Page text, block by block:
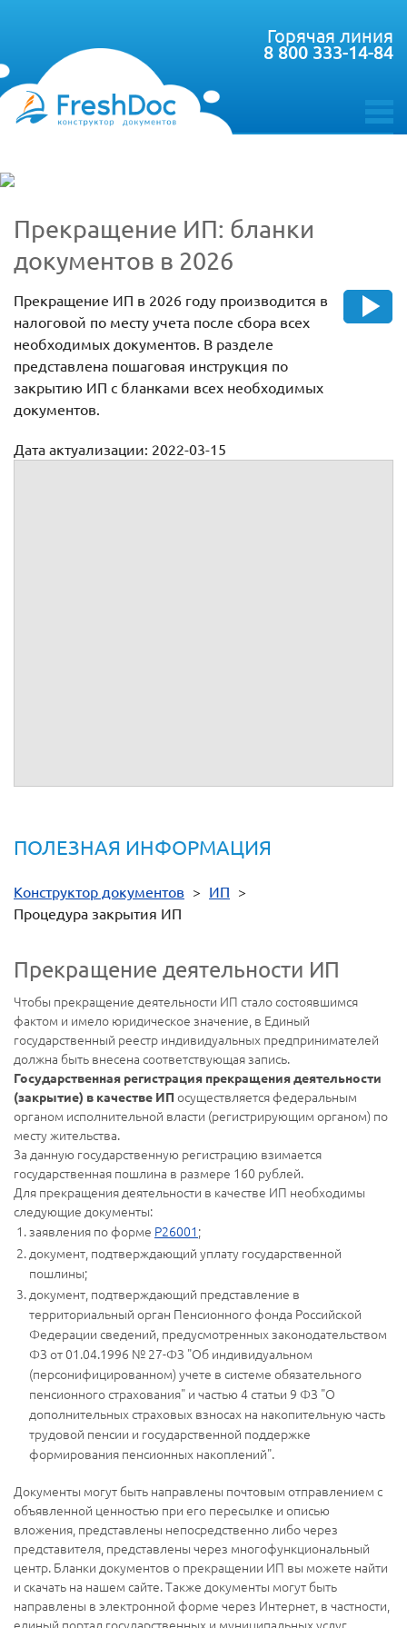
toggle
Горячая линия
8 800 333-14-84
Прекращение ИП: бланки
документов в 2026
Прекращение ИП в 2026 году производится в
налоговой по месту учета после сбора всех
необходимых документов. В разделе
представлена пошаговая инструкция по
закрытию ИП с бланками всех необходимых
документов.
Дата актуализации: 2022-03-15
ПОЛЕЗНАЯ ИНФОРМАЦИЯ
Конструктор документов > ИП >
Процедура закрытия ИП
Прекращение деятельности ИП
Чтобы прекращение деятельности ИП стало состоявшимся
фактом и имело юридическое значение, в Единый
государственный реестр индивидуальных предпринимателей
должна быть внесена соответствующая запись.
Государственная регистрация прекращения деятельности
(закрытие) в качестве ИП осуществляется федеральным
органом исполнительной власти (регистрирующим органом) по
месту жительства.
За данную государственную регистрацию взимается
государственная пошлина в размере 160 рублей.
Для прекращения деятельности в качестве ИП необходимы
следующие документы:
заявления по форме Р26001 ;
документ, подтверждающий уплату государственной
пошлины;
документ, подтверждающий представление в
территориальный орган Пенсионного фонда Российской
Федерации сведений, предусмотренных законодательством
ФЗ от 01.04.1996 № 27-ФЗ "Об индивидуальном
(персонифицированном) учете в системе обязательного
пенсионного страхования" и частью 4 статьи 9 ФЗ "О
дополнительных страховых взносах на накопительную часть
трудовой пенсии и государственной поддержке
формирования пенсионных накоплений".
Документы могут быть направлены почтовым отправлением с
объявленной ценностью при его пересылке и описью
вложения, представлены непосредственно либо через
представителя, представлены через многофункциональный
центр. Бланки документов о прекращении ИП вы можете найти
и скачать на нашем сайте. Также документы могут быть
направлены в электронной форме через Интернет, в частности,
единый портал государственных и муниципальных услуг.